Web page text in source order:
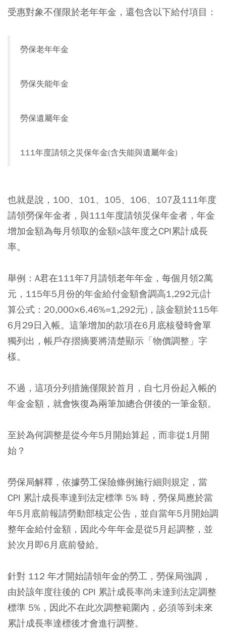
受惠對象不僅限於老年年金，還包含以下給付項目：
勞保老年年金
勞保失能年金
勞保遺屬年金
111年度請領之災保年金(含失能與遺屬年金)
也就是說，100、101、105、106、107及111年度
請領勞保年金者，與111年度請領災保年金者，年金
增加金額為每月領取的金額×該年度之CPI累計成長
率。
舉例：A君在111年7月請領老年年金，每個月領2萬
元，115年5月份的年金給付金額會調高1,292元(計
算公式：20,000×6.46%=1,292元)，該金額於115年
6月29日入帳。 這筆增加的款項在6月底核發時會單
獨列出，帳戶存摺摘要將清楚顯示「物價調整」字
樣。
不過，這項分列措施僅限於首月，自七月份起入帳的
年金金額，就會恢復為兩筆加總合併後的一筆金額。
至於為何調整是從今年5月開始算起，而非從1月開
始？
勞保局解釋，依據勞工保險條例施行細則規定，當
CPI 累計成長率達到法定標準 5% 時，勞保局應於當
年5月底前報請勞動部核定公告，並自當年5月開始調
整年金給付金額，因此今年年金是從5月起調整，並
於次月即6月底前發給。
針對 112 年才開始請領年金的勞工，勞保局強調，
由於該年度往後的 CPI 累計成長率尚未達到法定調整
標準 5%，因此不在此次調整範圍內，必須等到未來
累計成長率達標後才會進行調整。